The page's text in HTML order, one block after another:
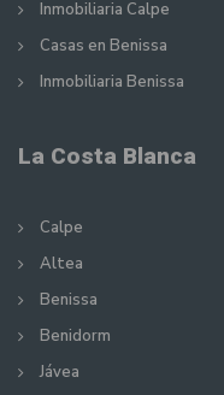
Inmobiliaria Calpe
Casas en Benissa
Inmobiliaria Benissa
La Costa Blanca
Calpe
Altea
Benissa
Benidorm
Jávea